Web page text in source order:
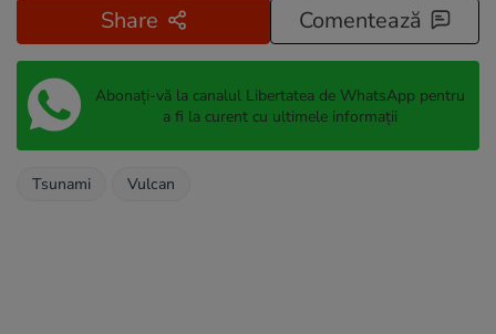
Share Comentează
Abonați-vă la canalul Libertatea de WhatsApp pentru
a fi la curent cu ultimele informații
Tsunami Vulcan